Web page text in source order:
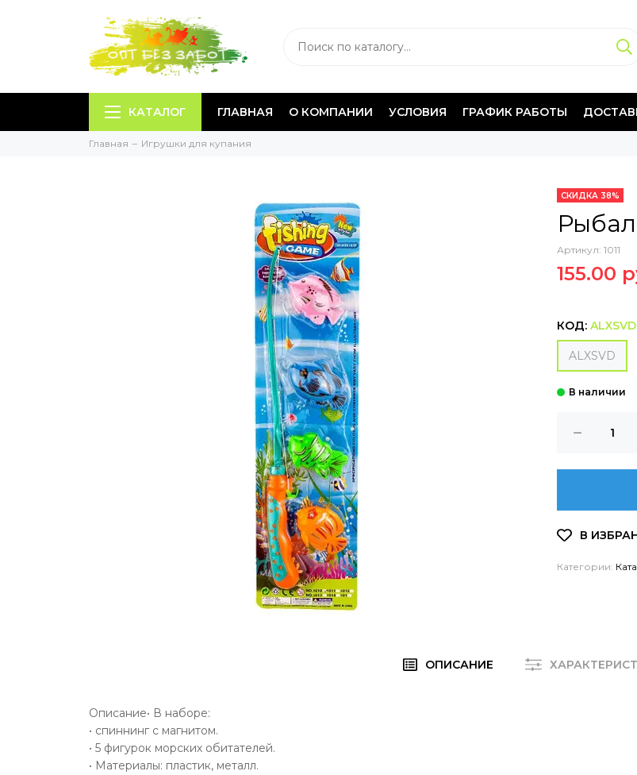
КАТАЛОГ ГЛАВНАЯ О КОМПАНИИ УСЛОВИЯ ГРАФИК РАБОТЫ
Главная Игрушки для купания
СКИДКА 38%
Артикул: 1011
155.00
КОД: ALXSVD
ALXSVD
Категории:
ОПИСАНИЕ
Описание• В наборе:
• спиннинг с магнитом.
• 5 фигурок морских обитателей.
• Материалы: пластик, металл.